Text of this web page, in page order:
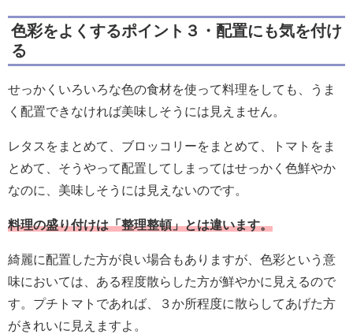
色彩をよくするポイント３・配置にも気を付け
る
せっかくいろいろな色の食材を使って料理をしても、うま
く配置できなければ美味しそうには見えません。
レタスをまとめて、ブロッコリーをまとめて、トマトをま
とめて、そうやって配置してしまってはせっかく色鮮やか
なのに、美味しそうには見えないのです。
料理の盛り付けは「整理整頓」とは違います。
綺麗に配置した方が良い場合もありますが、色彩という意
味においては、ある程度散らした方が鮮やかに見えるので
す。プチトマトであれば、３か所程度に散らしてあげた方
がきれいに見えますよ。